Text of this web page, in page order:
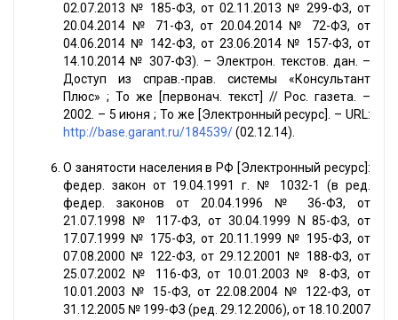
02.07.2013 № 185-ФЗ, от 02.11.2013 № 299-ФЗ, от
20.04.2014 № 71-ФЗ, от 20.04.2014 № 72-ФЗ, от
04.06.2014 № 142-ФЗ, от 23.06.2014 № 157-ФЗ, от
14.10.2014 № 307-ФЗ). – Электрон. текстов. дан. –
Доступ из справ.-прав. системы «Консультант
Плюс» ; То же [первонач. текст] // Рос. газета. –
2002. – 5 июня ; То же [Электронный ресурс]. – URL:
http://base.garant.ru/184539/(02.12.14).
О занятости населения в РФ [Электронный ресурс]:
федер. закон от 19.04.1991 г. № 1032-1 (в ред.
федер. законов от 20.04.1996 № 36-ФЗ, от
21.07.1998 № 117-ФЗ, от 30.04.1999 N 85-ФЗ, от
17.07.1999 № 175-ФЗ, от 20.11.1999 № 195-ФЗ, от
07.08.2000 № 122-ФЗ, от 29.12.2001 № 188-ФЗ, от
25.07.2002 № 116-ФЗ, от 10.01.2003 № 8-ФЗ, от
10.01.2003 № 15-ФЗ, от 22.08.2004 № 122-ФЗ, от
31.12.2005 № 199-ФЗ (ред. 29.12.2006), от 18.10.2007